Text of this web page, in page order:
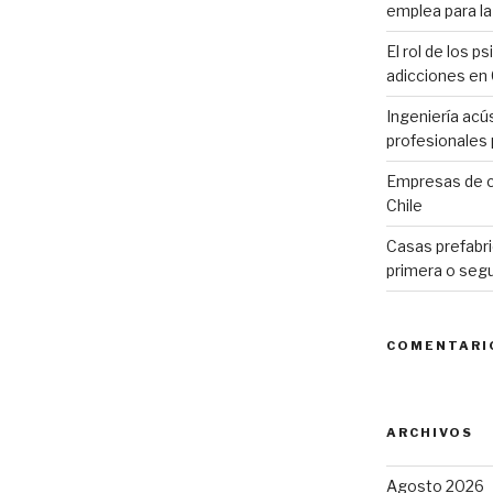
emplea para
El rol de los
adicciones en
Ingeniería
profesionales
Empresas de
Chile
Casas
primera o
ARCHIVOS
Agosto 2026